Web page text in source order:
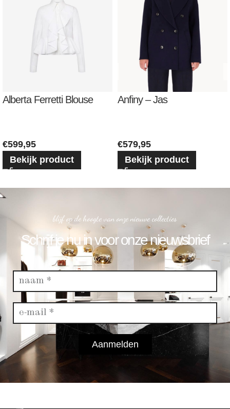
Alberta Ferretti Blouse
€599,95
Bekijk product
Anfiny – Jas
€579,95
Bekijk product
blijf op de hoogte van onze nieuwe collecties
Schrijf je nu in voor onze nieuwsbrief
Aanmelden